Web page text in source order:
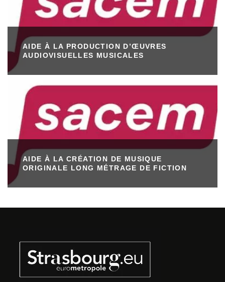
AIDE À LA PRODUCTION D’ŒUVRES
AUDIOVISUELLES MUSICALES
AIDE À LA CRÉATION DE MUSIQUE
ORIGINALE LONG MÉTRAGE DE FICTION